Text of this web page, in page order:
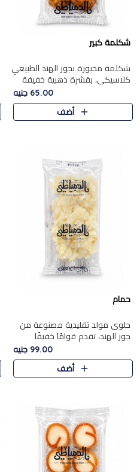
شكلمة كبير
شكلمة مخبوزة بجوز الهند الطبيعي
كلاسيكي، بقشرة ذهبية خفيفة
وقلب طري رطب يذوب في الفم،
تمنحك المذاق الشرقي الحلو الأصيل
التقليدي في كل لقمة.
65.00 جنيه
أضف
حمام
حلوى مولد تقليدية مصنوعة من
جوز الهند، تقدم قوامًا خفيفًا
ونكهة شرقية أصيلة تجسد روح
الـموسم الأعياد.
99.00 جنيه
أضف